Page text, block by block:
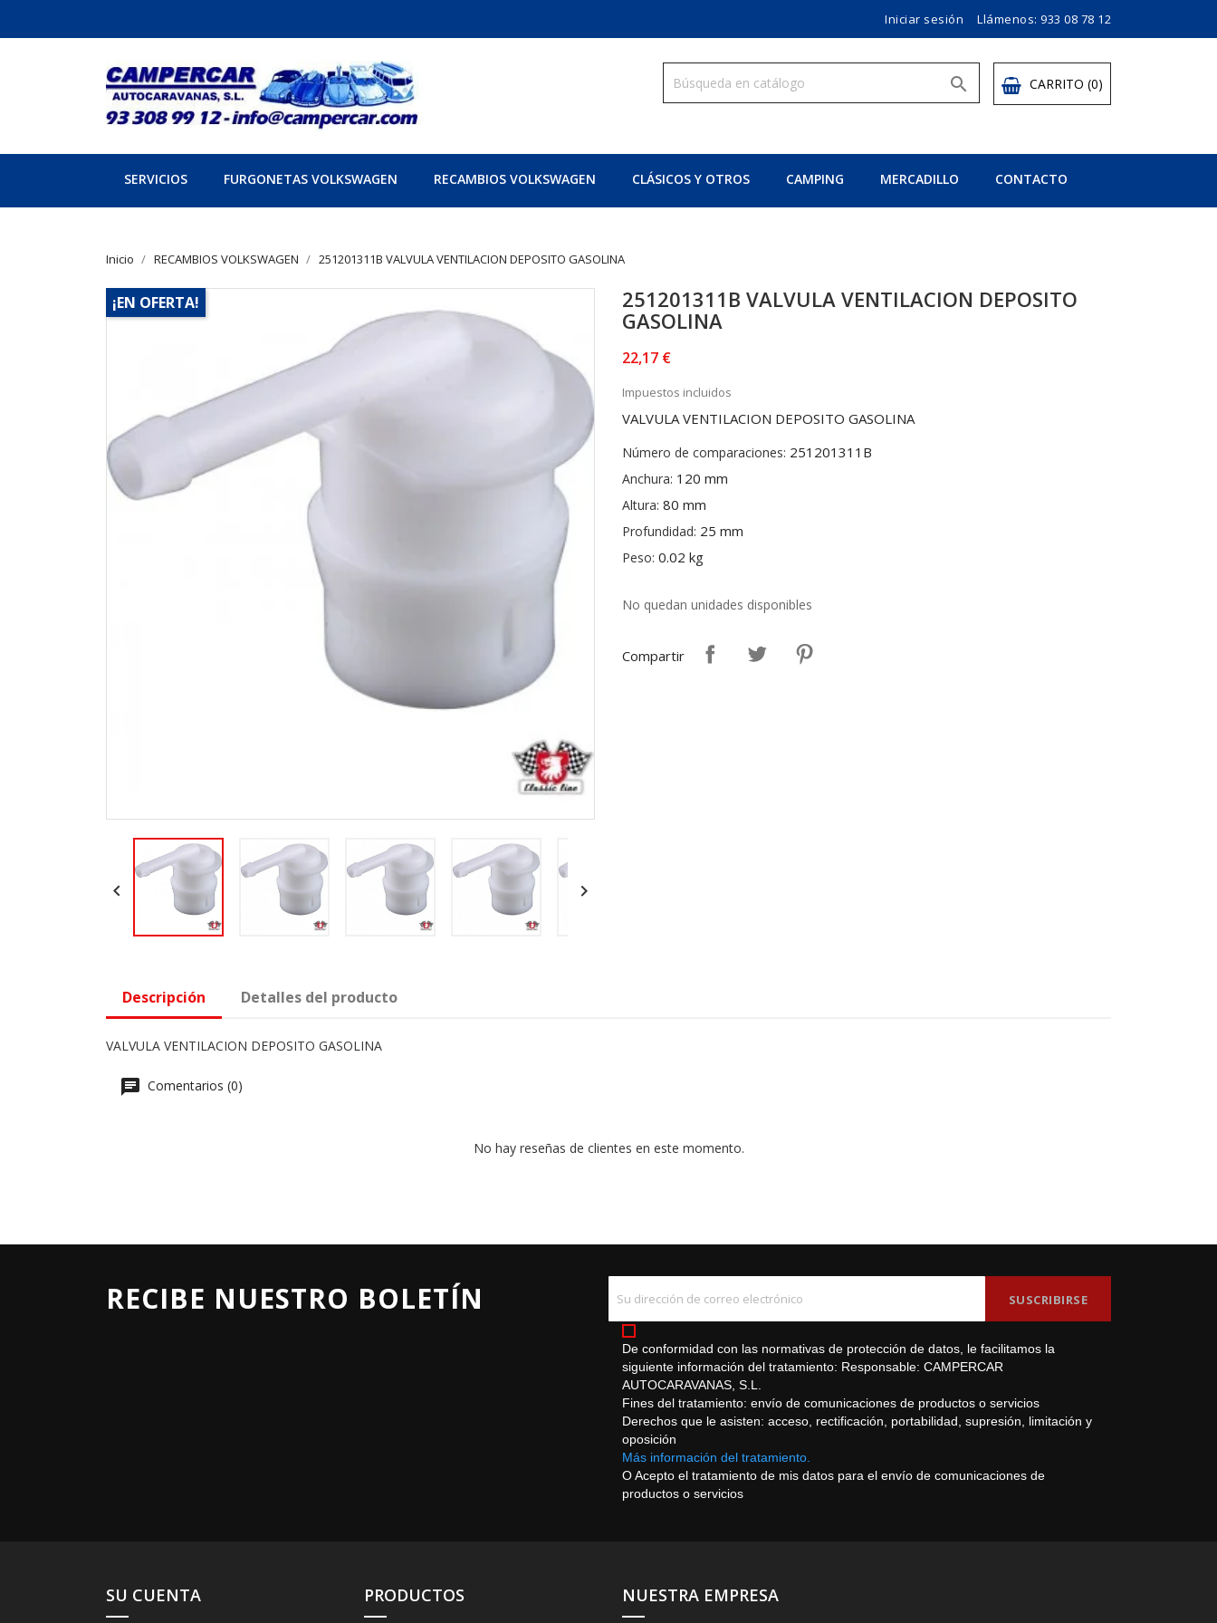
Iniciar sesión Llámenos: 933 08 78 12
CARRITO (0)

SERVICIOS FURGONETAS VOLKSWAGEN RECAMBIOS VOLKSWAGEN CLÁSICOS Y OTROS CAMPING MERCADILLO CONTACTO
Inicio RECAMBIOS VOLKSWAGEN 251201311B VALVULA VENTILACION DEPOSITO GASOLINA
¡EN OFERTA!
 
251201311B VALVULA VENTILACION DEPOSITO
GASOLINA
22,17 €
Impuestos incluidos
VALVULA VENTILACION DEPOSITO GASOLINA
Número de comparaciones: 251201311B
Anchura: 120 mm
Altura: 80 mm
Profundidad: 25 mm
Peso: 0.02 kg
No quedan unidades disponibles
Compartir
Descripción Detalles del producto
VALVULA VENTILACION DEPOSITO GASOLINA
Comentarios (0)
No hay reseñas de clientes en este momento.
RECIBE NUESTRO BOLETÍN
De conformidad con las normativas de protección de datos, le facilitamos la
siguiente información del tratamiento: Responsable: CAMPERCAR
AUTOCARAVANAS, S.L.
Fines del tratamiento: envío de comunicaciones de productos o servicios
Derechos que le asisten: acceso, rectificación, portabilidad, supresión, limitación y
oposición
Más información del tratamiento.
O Acepto el tratamiento de mis datos para el envío de comunicaciones de
productos o servicios
SU CUENTA PRODUCTOS NUESTRA EMPRESA